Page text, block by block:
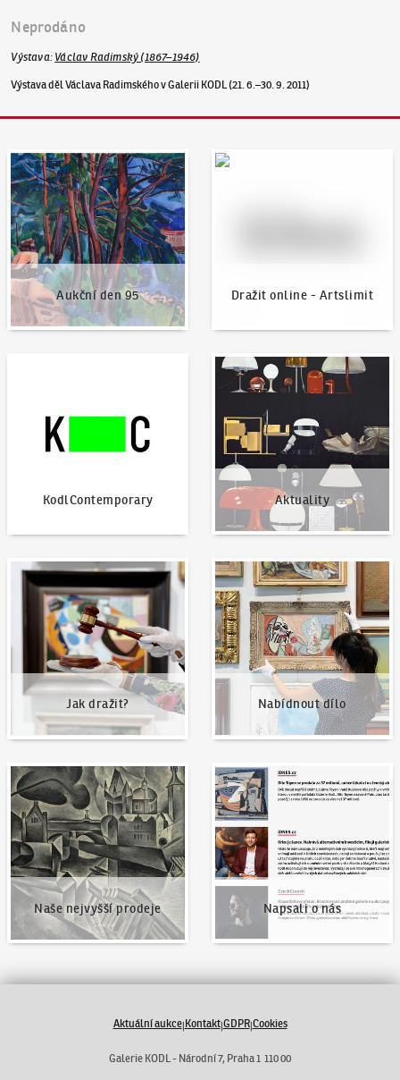
Neprodáno
Výstava: Václav Radimský (1867–1946)
Výstava děl Václava Radimského v Galerii KODL (21. 6.–30. 9. 2011)
Aukční den 95
Aukční den 95
Dražit online - Artslimit
Dražit online - Artslimit
KodlContemporary Aktuality
Aktuality
Jak dražit?
Jak dražit?
Nabídnout dílo
Nabídnout dílo
Naše nejvyšší prodeje
Naše nejvyšší prodeje
Napsali o nás
Napsali o nás
Aktuální aukce|Kontakt|GDPR|Cookies
Galerie KODL - Národní 7, Praha 1 110 00